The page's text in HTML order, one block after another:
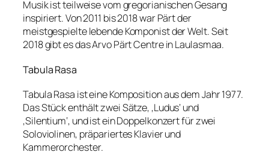
Musik ist teilweise vom gregorianischen Gesang
inspiriert. Von 2011 bis 2018 war Pärt der
meistgespielte lebende Komponist der Welt. Seit
2018 gibt es das Arvo Pärt Centre in Laulasmaa.
Tabula Rasa
Tabula Rasa ist eine Komposition aus dem Jahr 1977.
Das Stück enthält zwei Sätze, ‚Ludus‘ und
‚Silentium‘, und ist ein Doppelkonzert für zwei
Soloviolinen, präpariertes Klavier und
Kammerorchester.